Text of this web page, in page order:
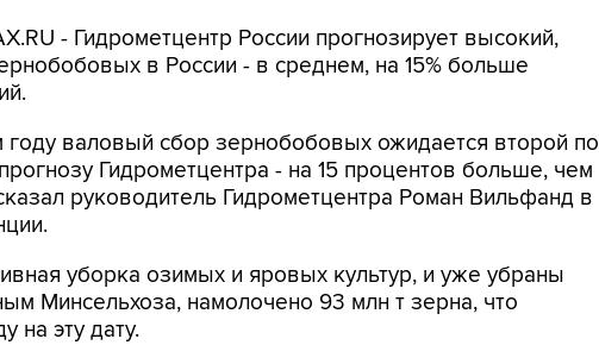
- Гидрометцентр России прогнозирует высокий,
в России - в среднем, на 15% больше
году валовый сбор зернобобовых ожидается второй по
Гидрометцентра - на 15 процентов больше, чем
руководитель Гидрометцентра Роман Вильфанд в
уборка озимых и яровых культур, и уже убраны
Минсельхоза, намолочено 93 млн т зерна, что
на эту дату.